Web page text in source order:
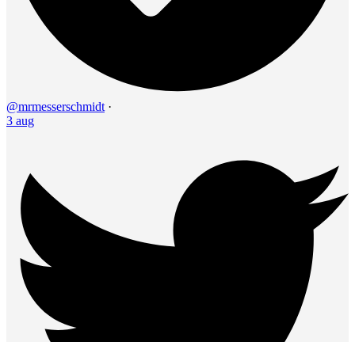
@mrmesserschmidt ·
3 aug